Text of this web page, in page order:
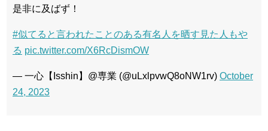
是非に及ばず！
#似てると言われたことのある有名人を晒す見た人もや
る pic.twitter.com/X6RcDismOW
— 一心【Isshin】@専業 (@uLxlpvwQ8oNW1rv) October
24, 2023